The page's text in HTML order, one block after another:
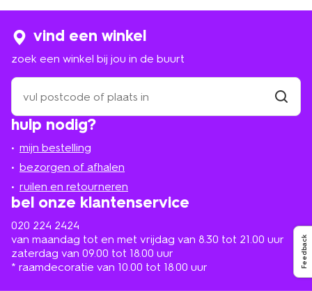
Feedback
hulp nodig?
mijn bestelling
bezorgen of afhalen
ruilen en retourneren
bel onze klantenservice
020 224 2424
van maandag tot en met vrijdag van 8.30 tot 21.00 uur
zaterdag van 09.00 tot 18.00 uur
* raamdecoratie van 10.00 tot 18.00 uur
vind een winkel
zoek een winkel bij jou in de buurt
zoek
een
winkel
bij
in
de
buurt